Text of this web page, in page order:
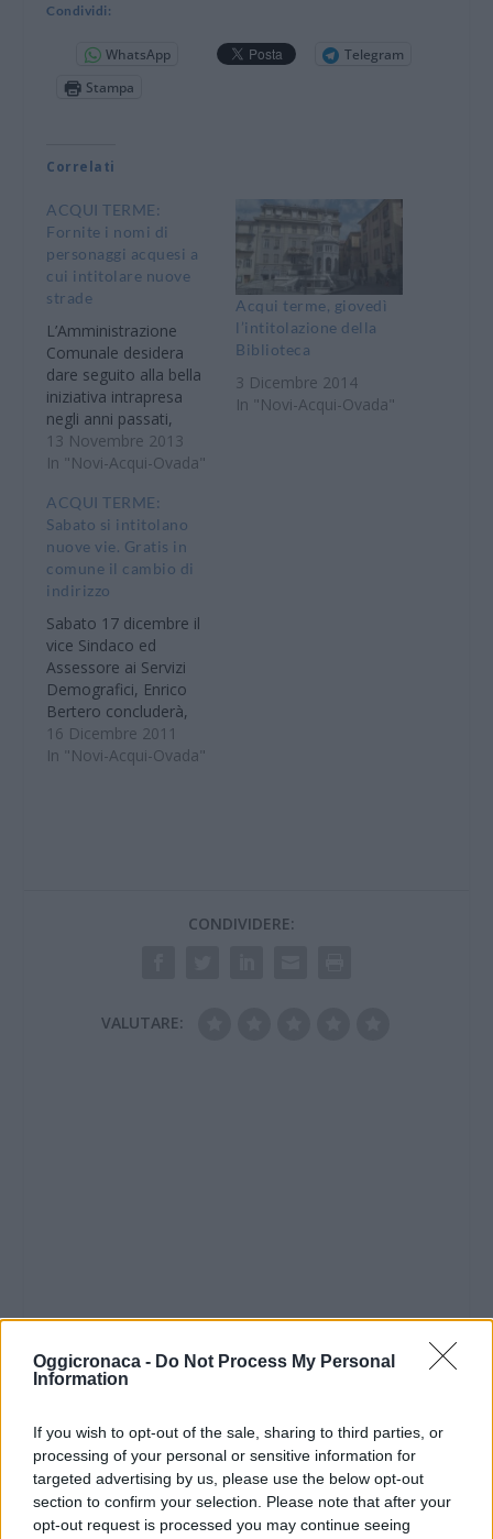
Oggicronaca - Do Not Process My Personal
Information
If you wish to opt-out of the sale, sharing to third parties, or
processing of your personal or sensitive information for
targeted advertising by us, please use the below opt-out
section to confirm your selection. Please note that after your
opt-out request is processed you may continue seeing
Condividi:
WhatsApp
Telegram
Stampa
Correlati
ACQUI TERME:
Fornite i nomi di
personaggi acquesi a
cui intitolare nuove
strade
L’Amministrazione
Comunale desidera
dare seguito alla bella
iniziativa intrapresa
negli anni passati,
relativa all’intitolazione
delle nuove vie
suggerimenti proposti
direttamente dagli
Acquesi. Pertanto il
Sindaco, Enrico Silvio
Bertero, e l’Assessore
Franca Roso invitano i
Cittadini a scrivere al
Comune proponendo
nuovi nominativi. Le
segnalazioni dovranno
essere…
13 Novembre 2013
In "Novi-Acqui-Ovada"
Acqui terme, giovedì
l’intitolazione della
Biblioteca
3 Dicembre 2014
In "Novi-Acqui-Ovada"
ACQUI TERME:
Sabato si intitolano
nuove vie. Gratis in
comune il cambio di
indirizzo
Sabato 17 dicembre il
vice Sindaco ed
Assessore ai Servizi
Demografici, Enrico
Bertero concluderà,
per l’anno 2011, la
serie di intitolazioni di
16 Dicembre 2011
In "Novi-Acqui-Ovada"
CONDIVIDERE:
VALUTARE: